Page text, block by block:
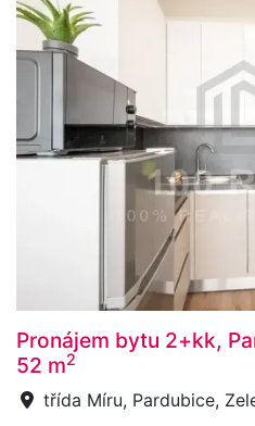
Pronájem bytu 2+kk,
52 m2
třída Míru, Pardubice,